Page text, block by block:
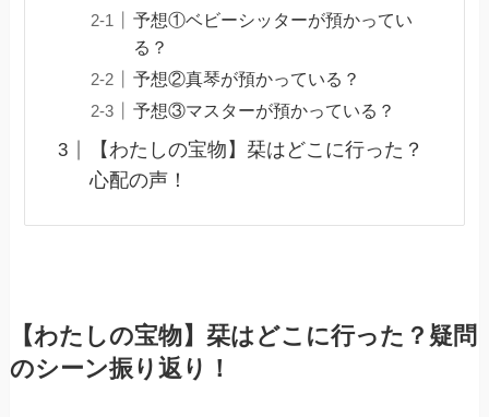
予想①ベビーシッターが預かってい
る？
予想②真琴が預かっている？
予想③マスターが預かっている？
【わたしの宝物】栞はどこに行った？
心配の声！
【わたしの宝物】栞はどこに行った？疑問
のシーン振り返り！